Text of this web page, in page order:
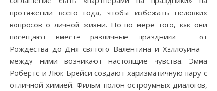
протяжении всего года, чтобы избежать неловких
вопросов о личной жизни. Но по мере того, как они
посещают вместе различные праздники – от
Рождества до Дня святого Валентина и Хэллоуина –
между ними возникают настоящие чувства. Эмма
Робертс и Люк Брейси создают харизматичную пару с
отличной химией. Фильм полон остроумных диалогов,